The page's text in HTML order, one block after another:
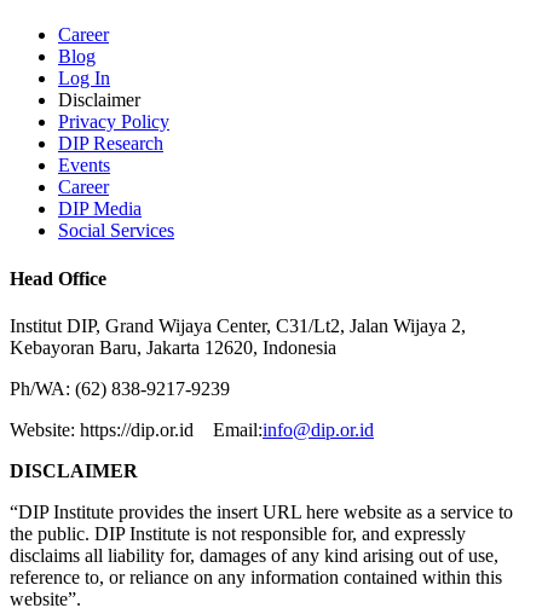
Career
Blog
Log In
Disclaimer
Privacy Policy
DIP Research
Events
Career
DIP Media
Social Services
Head Office
Institut DIP, Grand Wijaya Center, C31/Lt2, Jalan Wijaya 2,
Kebayoran Baru, Jakarta 12620, Indonesia
Ph/WA: (62) 838-9217-9239
Website: https://dip.or.id Email:info@dip.or.id
DISCLAIMER
“DIP Institute provides the insert URL here website as a service to
the public. DIP Institute is not responsible for, and expressly
disclaims all liability for, damages of any kind arising out of use,
reference to, or reliance on any information contained within this
website”.